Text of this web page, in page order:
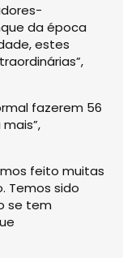
da época
estes
fazerem 56
feito muitas
Temos sido
se tem